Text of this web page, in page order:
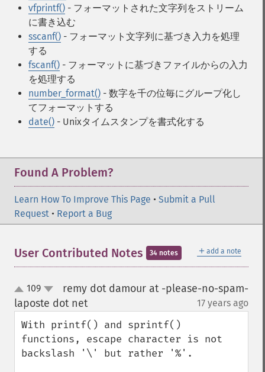
vfprintf() - フォーマットされた文字列をストリーム
に書き込む
sscanf() - フォーマット文字列に基づき入力を処理
する
fscanf() - フォーマットに基づきファイルからの入力
を処理する
number_format() - 数字を千の位毎にグループ化し
てフォーマットする
date() - Unixタイムスタンプを書式化する
Found A Problem?
Learn How To Improve This Page • Submit a Pull
Request • Report a Bug
＋ add a note
User Contributed Notes 34 notes
up
down
109
remy dot damour at -please-no-spam-
laposte dot net¶ 17 years ago
With printf() and sprintf()
functions, escape character is not
backslash '\' but rather '%'.